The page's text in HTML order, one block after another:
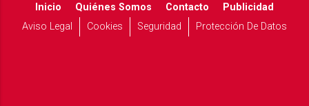
Inicio Quiénes Somos Contacto
Publicidad
Aviso Legal
Cookies Seguridad Protección De Datos